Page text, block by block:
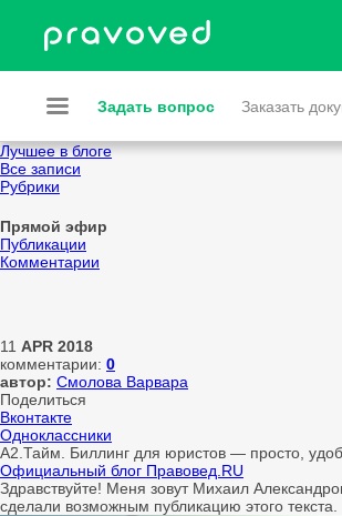
Задать вопрос Заказать
Лучшее в блоге
Все записи
Рубрики
Прямой эфир
Публикации
Комментарии
11 APR 2018
комментарии: 0
автор: Смолова Варвара
Поделиться
Вконтакте
Одноклассники
А2.Тайм. Биллинг для юристов — просто,
Официальный блог Правовед.RU
Здравствуйте! Меня зовут Михаил
сделали возможным публикацию этого текста.